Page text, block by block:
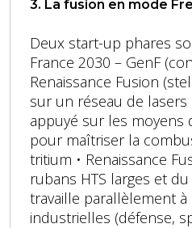
3. La fusion en mode
Deux start-up phares
France 2030 – GenF
Renaissance Fusion
sur un réseau de lasers
appuyé sur les moyens
pour maîtriser la
tritium • Renaissance
rubans HTS larges et
travaille parallèlement à
industrielles (défense,